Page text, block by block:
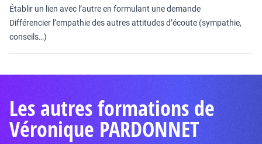
Établir un lien avec l’autre en formulant une demande
Différencier l’empathie des autres attitudes d’écoute (sympathie,
conseils…)
Les autres formations de
Véronique PARDONNET